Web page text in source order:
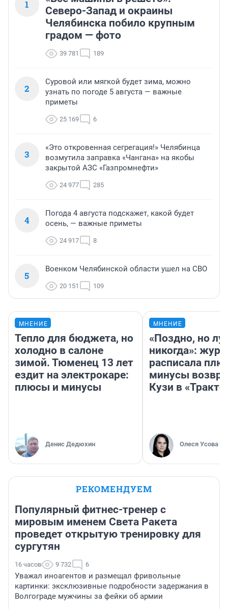
1
Северо-Запад и окраины
Челябинска побило крупным
градом — фото
39 781 189
2
Суровой или мягкой будет зима, можно
узнать по погоде 5 августа — важные
приметы
25 169 6
3
«Это откровенная сегрегация!» Челябинца
возмутила заправка «Чангана» на якобы
закрытой АЗС «Газпромнефти»
24 977 285
4
Погода 4 августа подскажет, какой будет
осень, — важные приметы
24 917 8
5
Военком Челябинской области ушел на СВО
20 151 109
МНЕНИЕ
Тепло для бюджета, но
холодно в салоне
зимой. Тюменец 13 лет
ездит на электрокаре:
плюсы и минусы
Денис Дедюхин
МНЕНИЕ
«Поздно, но
никогда»:
расписала
минусы
Кузи в
Олеся Усова
РЕКОМЕНДУЕМ
Популярный фитнес-тренер с
мировым именем Света Ракета
проведет открытую тренировку для
сургутян
16 часов 9 732 6
Уважал иноагентов и размещал фривольные
картинки: эксклюзивные подробности задержания в
Волгограде мужчины за фейки об армии